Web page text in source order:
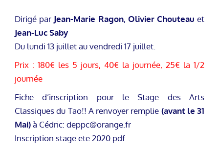
Dirigé par Jean-Marie Ragon, Olivier Chouteau et
Jean-Luc Saby
Du lundi 13 juillet au vendredi 17 juillet.
Prix : 180€ les 5 jours, 40€ la journée, 25€ la 1/2
journée
Fiche d’inscription pour le Stage des Arts
Classiques du Tao!! A renvoyer remplie (avant le 31
Mai)à Cédric: deppc@orange.fr
Inscription stage ete 2020.pdf